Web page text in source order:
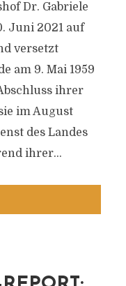
Dr. Gabriele
Juni 2021 auf
versetzt
am 9. Mai 1959
ihrer
im August
des Landes
ihrer...